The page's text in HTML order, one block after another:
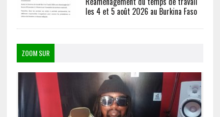
les 4 et 5 août 2026 au Burkina Faso
ZOOM SUR